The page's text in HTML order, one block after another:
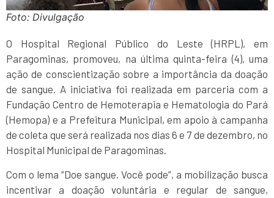
Foto: Divulgação
O Hospital Regional Público do Leste (HRPL), em
Paragominas, promoveu, na última quinta-feira (4), uma
ação de conscientização sobre a importância da doação
de sangue. A iniciativa foi realizada em parceria com a
Fundação Centro de Hemoterapia e Hematologia do Pará
(Hemopa) e a Prefeitura Municipal, em apoio à campanha
de coleta que será realizada nos dias 6 e 7 de dezembro, no
Hospital Municipal de Paragominas.
Com o lema “Doe sangue. Você pode”, a mobilização busca
incentivar a doação voluntária e regular de sangue,